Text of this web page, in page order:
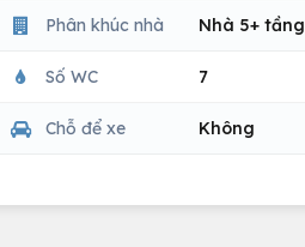
Phân khúc nhà Nhà 5+ tầng
Số WC 7
Chỗ để xe Không